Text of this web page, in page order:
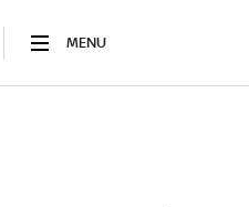
MENU